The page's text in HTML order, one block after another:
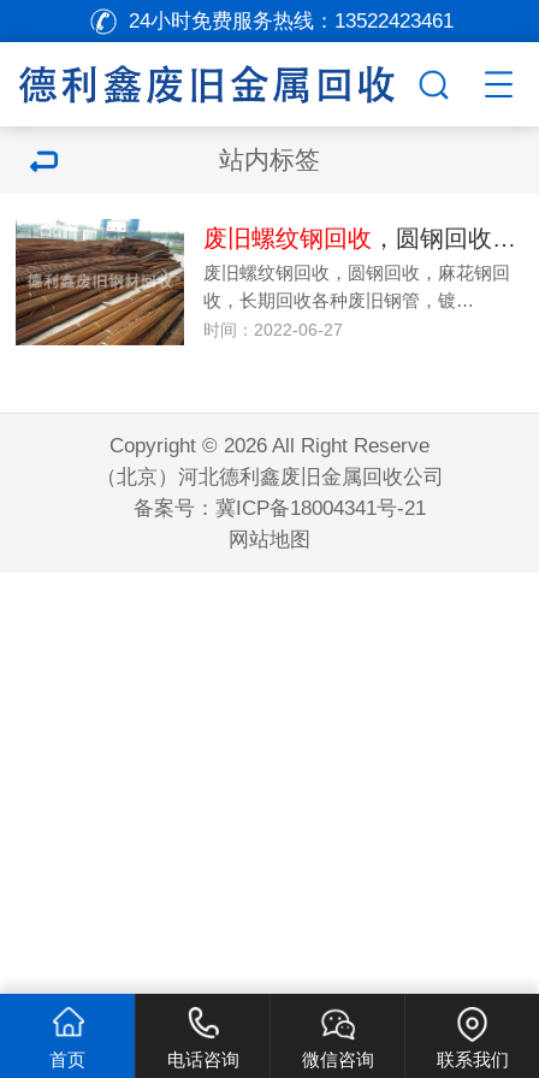
24小时免费服务热线： 13522423461
站内标签
废旧螺纹钢回收 ，圆钢回收，麻花钢回收
废旧螺纹钢回收，圆钢回收，麻花钢回
收，长期回收各种废旧钢管，镀…
时间：2022-06-27
Copyright © 2026 All Right Reserve
（北京）河北德利鑫废旧金属回收公司
备案号： 冀ICP备18004341号-21
网站地图
首页 电话咨询 微信咨询 联系我们